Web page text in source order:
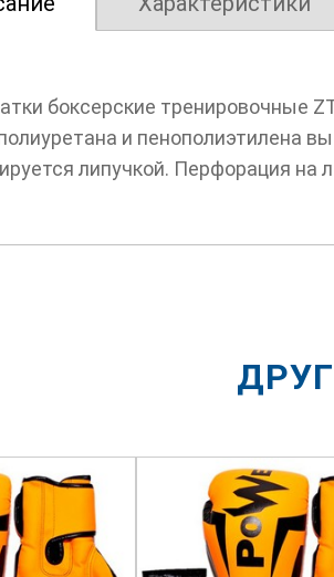
боксерские тренировочные
и пенополиэтилена
липучкой. Перфорация на